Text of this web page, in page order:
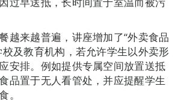
越来越普遍，讲座增加了“外卖食品
及教育机构，若允许学生以外卖形
安排。例如提供专属空间放置送抵
品置于无人看管处，并应提醒学生
。